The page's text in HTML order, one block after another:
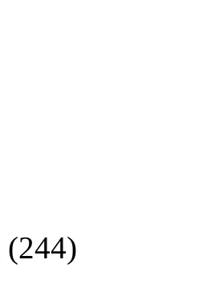
(244)